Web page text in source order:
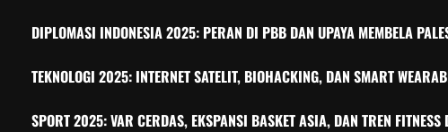
DIPLOMASI INDONESIA 2025: PERAN DI PBB DAN UPAYA MEMBELA
TEKNOLOGI 2025: INTERNET SATELIT, BIOHACKING, DAN SMART
SPORT 2025: VAR CERDAS, EKSPANSI BASKET ASIA, DAN TREN FITNESS